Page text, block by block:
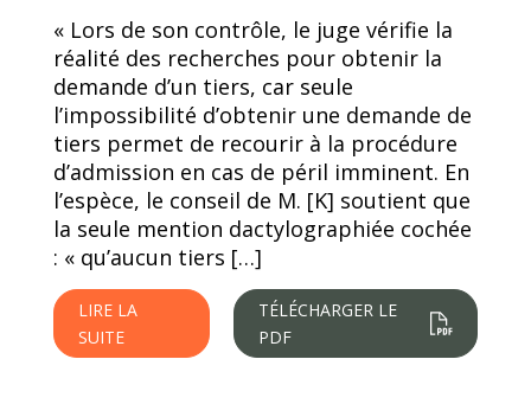
« Lors de son contrôle, le juge vérifie la
réalité des recherches pour obtenir la
demande d’un tiers, car seule
l’impossibilité d’obtenir une demande de
tiers permet de recourir à la procédure
d’admission en cas de péril imminent. En
l’espèce, le conseil de M. [K] soutient que
la seule mention dactylographiée cochée
: « qu’aucun tiers […]
LIRE LA
SUITE
TÉLÉCHARGER LE
PDF